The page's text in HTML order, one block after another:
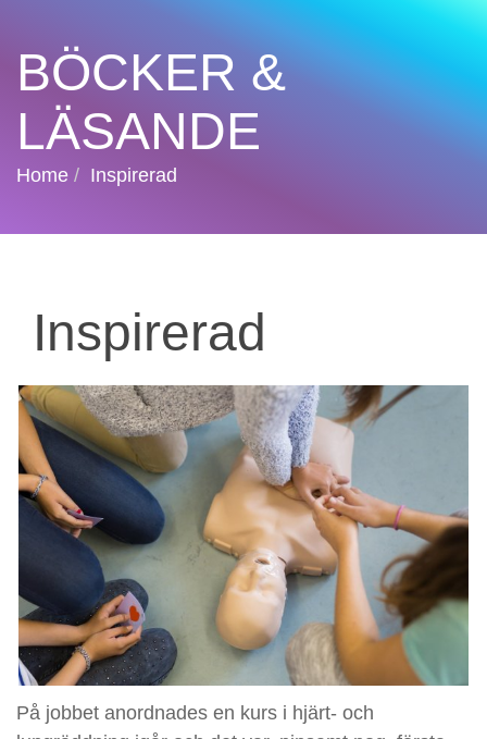
BÖCKER &
LÄSANDE
Home Inspirerad
Inspirerad
På jobbet anordnades en kurs i hjärt- och